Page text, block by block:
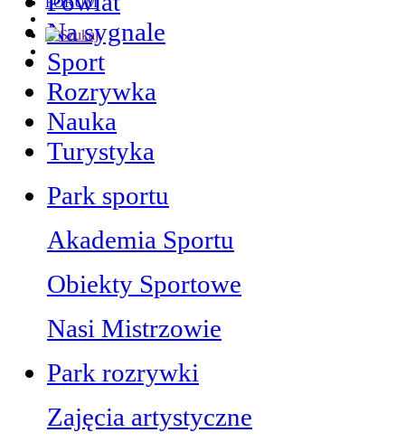
Na sygnale
Sport
Rozrywka
Nauka
Turystyka
Park sportu
Akademia Sportu
Obiekty Sportowe
Nasi Mistrzowie
Park rozrywki
Zajęcia artystyczne